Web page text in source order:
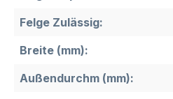
Felge Zulässig:
Breite (mm):
Außendurchm (mm):